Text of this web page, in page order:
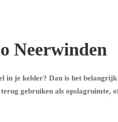
Neerwinden
je kelder? Dan is het
gebruiken als opslagruimte,